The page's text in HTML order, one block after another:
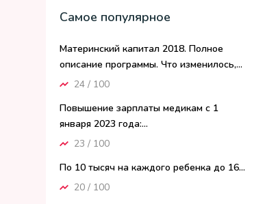
Самое популярное
Материнский капитал 2018. Полное
описание программы. Что изменилось,...
24 / 100
Повышение зарплаты медикам с 1
января 2023 года:...
23 / 100
По 10 тысяч на каждого ребенка до 16...
20 / 100